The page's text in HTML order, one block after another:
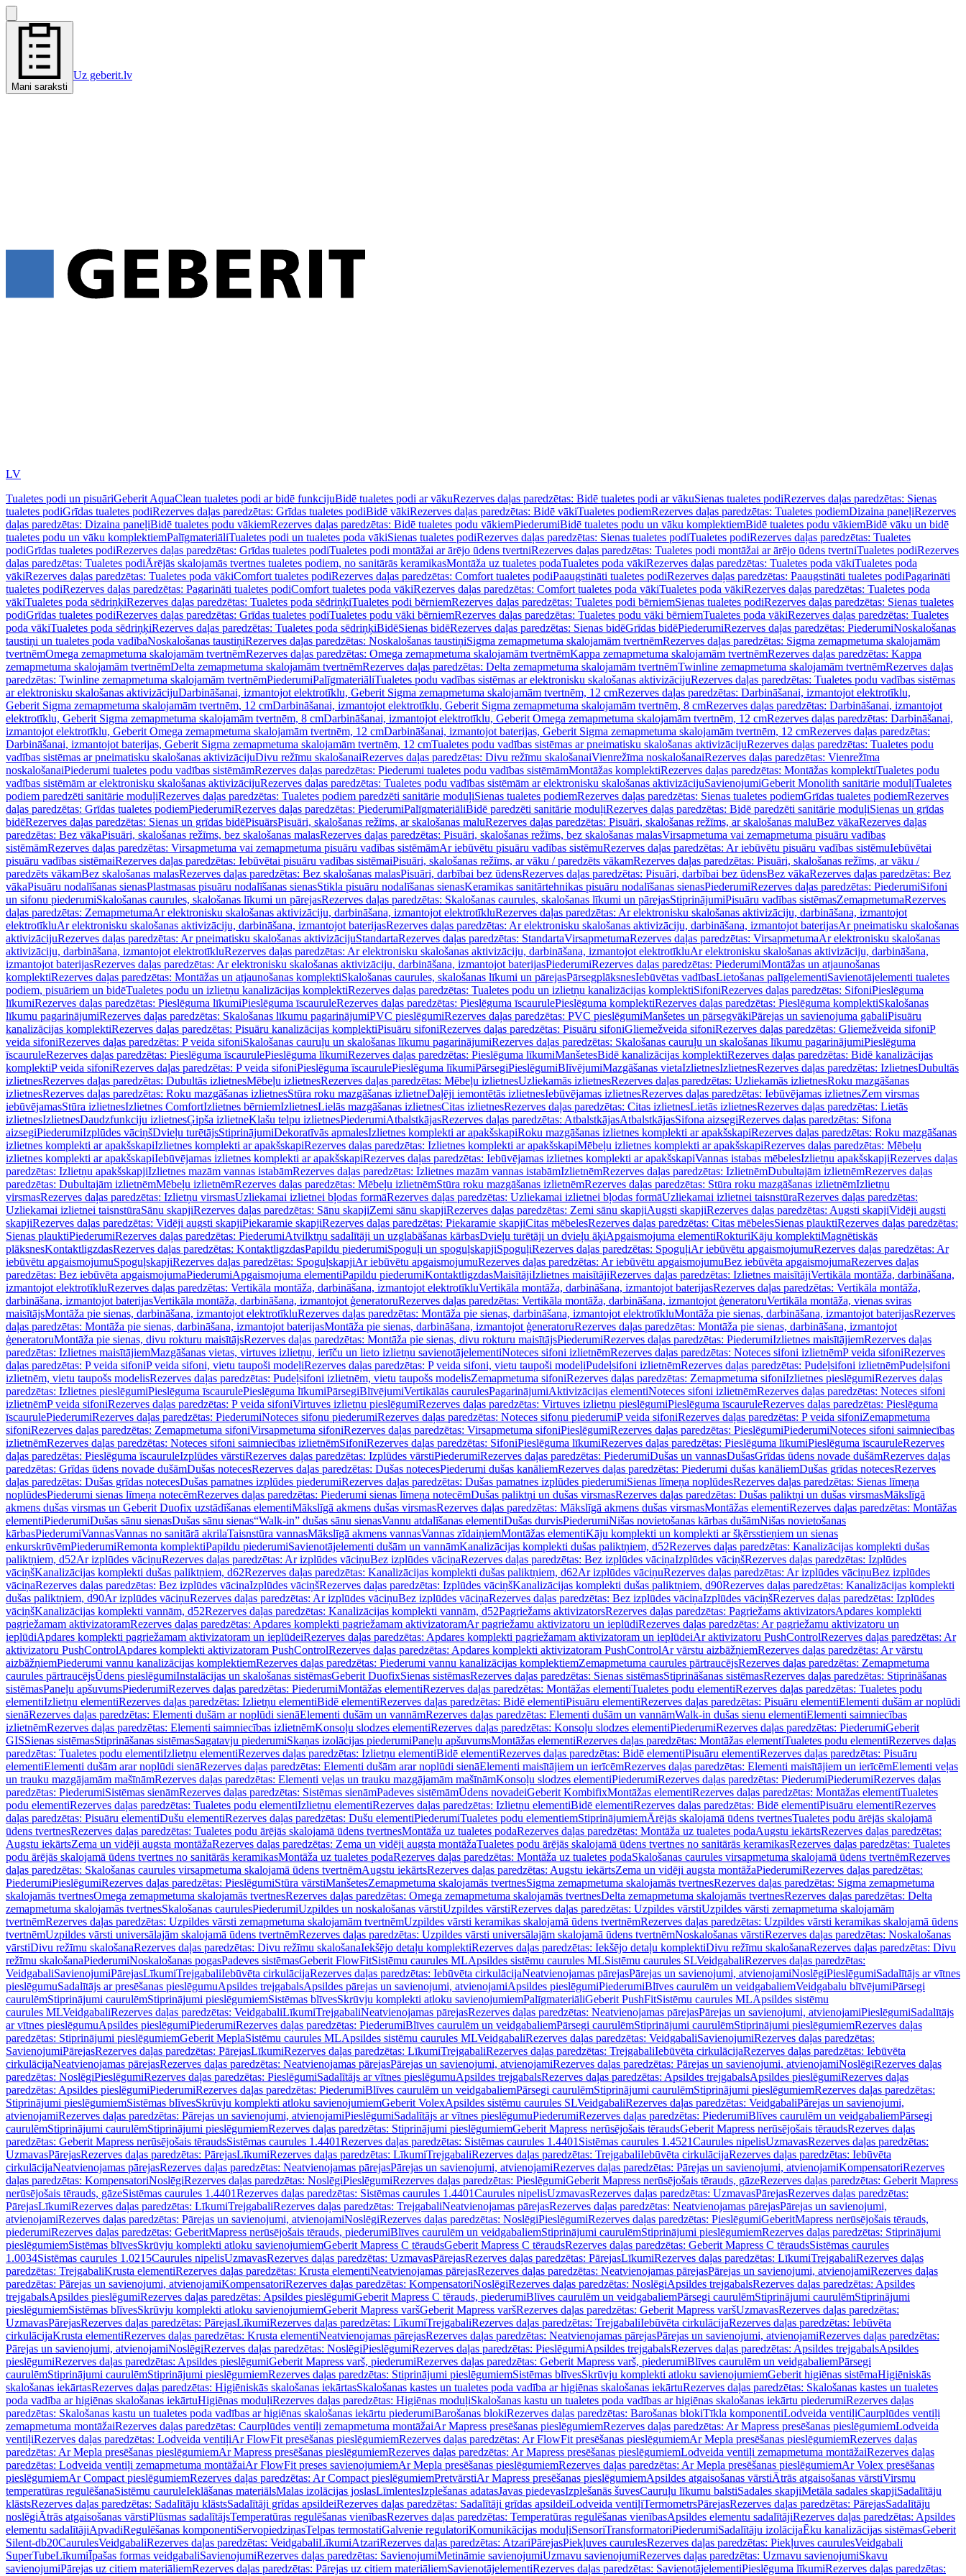
Mani saraksti
Uz geberit.lv
LV
Tualetes podi un pisuāriGeberit AquaClean tualetes podi ar bidē funkcijuBidē tualetes podi ar vākuRezerves daļas paredzētas: Bidē tualetes podi ar vākuSienas tualetes podiRezerves daļas paredzētas: Sienas
tualetes podiGrīdas tualetes podiRezerves daļas paredzētas: Grīdas tualetes podiBidē vākiRezerves daļas paredzētas: Bidē vākiTualetes podiemRezerves daļas paredzētas: Tualetes podiemDizaina paneļiRezerves
daļas paredzētas: Dizaina paneļiBidē tualetes podu vākiemRezerves daļas paredzētas: Bidē tualetes podu vākiemPiederumiBidē tualetes podu un vāku komplektiemBidē tualetes podu vākiemBidē vāku un bidē
tualetes podu un vāku komplektiemPalīgmateriāliTualetes podi un tualetes poda vākiSienas tualetes podiRezerves daļas paredzētas: Sienas tualetes podiTualetes podiRezerves daļas paredzētas: Tualetes
podiGrīdas tualetes podiRezerves daļas paredzētas: Grīdas tualetes podiTualetes podi montāžai ar ārējo ūdens tvertniRezerves daļas paredzētas: Tualetes podi montāžai ar ārējo ūdens tvertniTualetes podiRezerves
daļas paredzētas: Tualetes podiĀrējās skalojamās tvertnes tualetes podiem, no sanitārās keramikasMontāža uz tualetes podaTualetes poda vākiRezerves daļas paredzētas: Tualetes poda vākiTualetes poda
vākiRezerves daļas paredzētas: Tualetes poda vākiComfort tualetes podiRezerves daļas paredzētas: Comfort tualetes podiPaaugstināti tualetes podiRezerves daļas paredzētas: Paaugstināti tualetes podiPagarināti
tualetes podiRezerves daļas paredzētas: Pagarināti tualetes podiComfort tualetes poda vākiRezerves daļas paredzētas: Comfort tualetes poda vākiTualetes poda vākiRezerves daļas paredzētas: Tualetes poda
vākiTualetes poda sēdriņķiRezerves daļas paredzētas: Tualetes poda sēdriņķiTualetes podi bērniemRezerves daļas paredzētas: Tualetes podi bērniemSienas tualetes podiRezerves daļas paredzētas: Sienas tualetes
podiGrīdas tualetes podiRezerves daļas paredzētas: Grīdas tualetes podiTualetes podu vāki bērniemRezerves daļas paredzētas: Tualetes podu vāki bērniemTualetes poda vākiRezerves daļas paredzētas: Tualetes
poda vākiTualetes poda sēdriņķiRezerves daļas paredzētas: Tualetes poda sēdriņķiBidēSienas bidēRezerves daļas paredzētas: Sienas bidēGrīdas bidēPiederumiRezerves daļas paredzētas: PiederumiNoskalošanas
taustiņi un tualetes poda vadībaNoskalošanas taustiņiRezerves daļas paredzētas: Noskalošanas taustiņiSigma zemapmetuma skalojamām tvertnēmRezerves daļas paredzētas: Sigma zemapmetuma skalojamām
tvertnēmOmega zemapmetuma skalojamām tvertnēmRezerves daļas paredzētas: Omega zemapmetuma skalojamām tvertnēmKappa zemapmetuma skalojamām tvertnēmRezerves daļas paredzētas: Kappa
zemapmetuma skalojamām tvertnēmDelta zemapmetuma skalojamām tvertnēmRezerves daļas paredzētas: Delta zemapmetuma skalojamām tvertnēmTwinline zemapmetuma skalojamām tvertnēmRezerves daļas
paredzētas: Twinline zemapmetuma skalojamām tvertnēmPiederumiPalīgmateriāliTualetes podu vadības sistēmas ar elektronisku skalošanas aktivizācijuRezerves daļas paredzētas: Tualetes podu vadības sistēmas
ar elektronisku skalošanas aktivizācijuDarbināšanai, izmantojot elektrotīklu, Geberit Sigma zemapmetuma skalojamām tvertnēm, 12 cmRezerves daļas paredzētas: Darbināšanai, izmantojot elektrotīklu,
Geberit Sigma zemapmetuma skalojamām tvertnēm, 12 cmDarbināšanai, izmantojot elektrotīklu, Geberit Sigma zemapmetuma skalojamām tvertnēm, 8 cmRezerves daļas paredzētas: Darbināšanai, izmantojot
elektrotīklu, Geberit Sigma zemapmetuma skalojamām tvertnēm, 8 cmDarbināšanai, izmantojot elektrotīklu, Geberit Omega zemapmetuma skalojamām tvertnēm, 12 cmRezerves daļas paredzētas: Darbināšanai,
izmantojot elektrotīklu, Geberit Omega zemapmetuma skalojamām tvertnēm, 12 cmDarbināšanai, izmantojot baterijas, Geberit Sigma zemapmetuma skalojamām tvertnēm, 12 cmRezerves daļas paredzētas:
Darbināšanai, izmantojot baterijas, Geberit Sigma zemapmetuma skalojamām tvertnēm, 12 cmTualetes podu vadības sistēmas ar pneimatisku skalošanas aktivizācijuRezerves daļas paredzētas: Tualetes podu
vadības sistēmas ar pneimatisku skalošanas aktivizācijuDivu režīmu skalošanaiRezerves daļas paredzētas: Divu režīmu skalošanaiVienrežīma noskalošanaiRezerves daļas paredzētas: Vienrežīma
noskalošanaiPiederumi tualetes podu vadības sistēmāmRezerves daļas paredzētas: Piederumi tualetes podu vadības sistēmāmMontāžas komplektiRezerves daļas paredzētas: Montāžas komplektiTualetes podu
vadības sistēmām ar elektronisku skalošanas aktivizācijuRezerves daļas paredzētas: Tualetes podu vadības sistēmām ar elektronisku skalošanas aktivizācijuSavienojumiGeberit Monolith sanitārie moduļiTualetes
podiem paredzēti sanitārie moduļiRezerves daļas paredzētas: Tualetes podiem paredzēti sanitārie moduļiSienas tualetes podiemRezerves daļas paredzētas: Sienas tualetes podiemGrīdas tualetes podiemRezerves
daļas paredzētas: Grīdas tualetes podiemPiederumiRezerves daļas paredzētas: PiederumiPalīgmateriāliBidē paredzēti sanitārie moduļiRezerves daļas paredzētas: Bidē paredzēti sanitārie moduļiSienas un grīdas
bidēRezerves daļas paredzētas: Sienas un grīdas bidēPisuārsPisuāri, skalošanas režīms, ar skalošanas maluRezerves daļas paredzētas: Pisuāri, skalošanas režīms, ar skalošanas maluBez vākaRezerves daļas
paredzētas: Bez vākaPisuāri, skalošanas režīms, bez skalošanas malasRezerves daļas paredzētas: Pisuāri, skalošanas režīms, bez skalošanas malasVirsapmetuma vai zemapmetuma pisuāru vadības
sistēmāmRezerves daļas paredzētas: Virsapmetuma vai zemapmetuma pisuāru vadības sistēmāmAr iebūvētu pisuāru vadības sistēmuRezerves daļas paredzētas: Ar iebūvētu pisuāru vadības sistēmuIebūvētai
pisuāru vadības sistēmaiRezerves daļas paredzētas: Iebūvētai pisuāru vadības sistēmaiPisuāri, skalošanas režīms, ar vāku / paredzēts vākamRezerves daļas paredzētas: Pisuāri, skalošanas režīms, ar vāku /
paredzēts vākamBez skalošanas malasRezerves daļas paredzētas: Bez skalošanas malasPisuāri, darbībai bez ūdensRezerves daļas paredzētas: Pisuāri, darbībai bez ūdensBez vākaRezerves daļas paredzētas: Bez
vākaPisuāru nodalīšanas sienasPlastmasas pisuāru nodalīšanas sienasStikla pisuāru nodalīšanas sienasKeramikas sanitārtehnikas pisuāru nodalīšanas sienasPiederumiRezerves daļas paredzētas: PiederumiSifoni
un sifonu piederumiSkalošanas caurules, skalošanas līkumi un pārejasRezerves daļas paredzētas: Skalošanas caurules, skalošanas līkumi un pārejasStiprinājumiPisuāru vadības sistēmasZemapmetumaRezerves
daļas paredzētas: ZemapmetumaAr elektronisku skalošanas aktivizāciju, darbināšana, izmantojot elektrotīkluRezerves daļas paredzētas: Ar elektronisku skalošanas aktivizāciju, darbināšana, izmantojot
elektrotīkluAr elektronisku skalošanas aktivizāciju, darbināšana, izmantojot baterijasRezerves daļas paredzētas: Ar elektronisku skalošanas aktivizāciju, darbināšana, izmantojot baterijasAr pneimatisku skalošanas
aktivizācijuRezerves daļas paredzētas: Ar pneimatisku skalošanas aktivizācijuStandartaRezerves daļas paredzētas: StandartaVirsapmetumaRezerves daļas paredzētas: VirsapmetumaAr elektronisku skalošanas
aktivizāciju, darbināšana, izmantojot elektrotīkluRezerves daļas paredzētas: Ar elektronisku skalošanas aktivizāciju, darbināšana, izmantojot elektrotīkluAr elektronisku skalošanas aktivizāciju, darbināšana,
izmantojot baterijasRezerves daļas paredzētas: Ar elektronisku skalošanas aktivizāciju, darbināšana, izmantojot baterijasPiederumiRezerves daļas paredzētas: PiederumiMontāžas un atjaunošanas
komplektiRezerves daļas paredzētas: Montāžas un atjaunošanas komplektiSkalošanas caurules, skalošanas līkumi un pārejasPārsegplāksnesIebūvētas vadībasLietošanas palīgelementiSavienotājelementi tualetes
podiem, pisuāriem un bidēTualetes podu un izlietņu kanalizācijas komplektiRezerves daļas paredzētas: Tualetes podu un izlietņu kanalizācijas komplektiSifoniRezerves daļas paredzētas: SifoniPieslēguma
līkumiRezerves daļas paredzētas: Pieslēguma līkumiPieslēguma īscauruleRezerves daļas paredzētas: Pieslēguma īscaurulePieslēguma komplektiRezerves daļas paredzētas: Pieslēguma komplektiSkalošanas
līkumu pagarinājumiRezerves daļas paredzētas: Skalošanas līkumu pagarinājumiPVC pieslēgumiRezerves daļas paredzētas: PVC pieslēgumiManšetes un pārsegvākiPārejas un savienojuma gabaliPisuāru
kanalizācijas komplektiRezerves daļas paredzētas: Pisuāru kanalizācijas komplektiPisuāru sifoniRezerves daļas paredzētas: Pisuāru sifoniGliemežveida sifoniRezerves daļas paredzētas: Gliemežveida sifoniP
veida sifoniRezerves daļas paredzētas: P veida sifoniSkalošanas cauruļu un skalošanas līkumu pagarinājumiRezerves daļas paredzētas: Skalošanas cauruļu un skalošanas līkumu pagarinājumiPieslēguma
īscauruleRezerves daļas paredzētas: Pieslēguma īscaurulePieslēguma līkumiRezerves daļas paredzētas: Pieslēguma līkumiManšetesBidē kanalizācijas komplektiRezerves daļas paredzētas: Bidē kanalizācijas
komplektiP veida sifoniRezerves daļas paredzētas: P veida sifoniPieslēguma īscaurulePieslēguma līkumiPārsegiPieslēgumiBlīvējumiMazgāšanas vietaIzlietnesIzlietnesRezerves daļas paredzētas: IzlietnesDubultās
izlietnesRezerves daļas paredzētas: Dubultās izlietnesMēbeļu izlietnesRezerves daļas paredzētas: Mēbeļu izlietnesUzliekamās izlietnesRezerves daļas paredzētas: Uzliekamās izlietnesRoku mazgāšanas
izlietnesRezerves daļas paredzētas: Roku mazgāšanas izlietnesStūra roku mazgāšanas izlietneDaļēji iemontētās izlietnesIebūvējamas izlietnesRezerves daļas paredzētas: Iebūvējamas izlietnesZem virsmas
iebūvējamasStūra izlietnesIzlietnes ComfortIzlietnes bērniemIzlietnesLielās mazgāšanas izlietnesCitas izlietnesRezerves daļas paredzētas: Citas izlietnesLietās izlietnesRezerves daļas paredzētas: Lietās
izlietnesIzlietnesDaudzfunkciju izlietnesĢipša izlietneKlašu telpu izlietnesPiederumiAtbalstkājasRezerves daļas paredzētas: AtbalstkājasAtbalstkājasSifona aizsegiRezerves daļas paredzētas: Sifona
aizsegiPiederumiIzplūdes vāciņšDvieļu turētājsStiprinājumiDekoratīvās apmalesIzlietnes komplekti ar apakšskapiRoku mazgāšanas izlietnes komplekti ar apakšskapiRezerves daļas paredzētas: Roku mazgāšanas
izlietnes komplekti ar apakšskapiIzlietnes komplekti ar apakšskapiRezerves daļas paredzētas: Izlietnes komplekti ar apakšskapiMēbeļu izlietnes komplekti ar apakšskapiRezerves daļas paredzētas: Mēbeļu
izlietnes komplekti ar apakšskapiIebūvējamas izlietnes komplekti ar apakšskapiRezerves daļas paredzētas: Iebūvējamas izlietnes komplekti ar apakšskapiVannas istabas mēbelesIzlietņu apakšskapjiRezerves daļas
paredzētas: Izlietņu apakšskapjiIzlietnes mazām vannas istabāmRezerves daļas paredzētas: Izlietnes mazām vannas istabāmIzlietnēmRezerves daļas paredzētas: IzlietnēmDubultajām izlietnēmRezerves daļas
paredzētas: Dubultajām izlietnēmMēbeļu izlietnēmRezerves daļas paredzētas: Mēbeļu izlietnēmStūra roku mazgāšanas izlietnēmRezerves daļas paredzētas: Stūra roku mazgāšanas izlietnēmIzlietņu
virsmasRezerves daļas paredzētas: Izlietņu virsmasUzliekamai izlietnei bļodas formāRezerves daļas paredzētas: Uzliekamai izlietnei bļodas formāUzliekamai izlietnei taisnstūraRezerves daļas paredzētas:
Uzliekamai izlietnei taisnstūraSānu skapjiRezerves daļas paredzētas: Sānu skapjiZemi sānu skapjiRezerves daļas paredzētas: Zemi sānu skapjiAugsti skapjiRezerves daļas paredzētas: Augsti skapjiVidēji augsti
skapjiRezerves daļas paredzētas: Vidēji augsti skapjiPiekaramie skapjiRezerves daļas paredzētas: Piekaramie skapjiCitas mēbelesRezerves daļas paredzētas: Citas mēbelesSienas plauktiRezerves daļas paredzētas:
Sienas plauktiPiederumiRezerves daļas paredzētas: PiederumiAtvilktņu sadalītāji un uzglabāšanas kārbasDvieļu turētāji un dvieļu āķiApgaismojuma elementiRokturiKāju komplektiMagnētiskās
plāksnesKontaktligzdasRezerves daļas paredzētas: KontaktligzdasPapildu piederumiSpoguļi un spoguļskapjiSpoguļiRezerves daļas paredzētas: SpoguļiAr iebūvētu apgaismojumuRezerves daļas paredzētas: Ar
iebūvētu apgaismojumuSpoguļskapjiRezerves daļas paredzētas: SpoguļskapjiAr iebūvētu apgaismojumuRezerves daļas paredzētas: Ar iebūvētu apgaismojumuBez iebūvēta apgaismojumaRezerves daļas
paredzētas: Bez iebūvēta apgaismojumaPiederumiApgaismojuma elementiPapildu piederumiKontaktligzdasMaisītājiIzlietnes maisītājiRezerves daļas paredzētas: Izlietnes maisītājiVertikāla montāža, darbināšana,
izmantojot elektrotīkluRezerves daļas paredzētas: Vertikāla montāža, darbināšana, izmantojot elektrotīkluVertikāla montāža, darbināšana, izmantojot baterijasRezerves daļas paredzētas: Vertikāla montāža,
darbināšana, izmantojot baterijasVertikāla montāža, darbināšana, izmantojot ģeneratoruRezerves daļas paredzētas: Vertikāla montāža, darbināšana, izmantojot ģeneratoruVertikāla montāža, vienas sviras
maisītājsMontāža pie sienas, darbināšana, izmantojot elektrotīkluRezerves daļas paredzētas: Montāža pie sienas, darbināšana, izmantojot elektrotīkluMontāža pie sienas, darbināšana, izmantojot baterijasRezerves
daļas paredzētas: Montāža pie sienas, darbināšana, izmantojot baterijasMontāža pie sienas, darbināšana, izmantojot ģeneratoruRezerves daļas paredzētas: Montāža pie sienas, darbināšana, izmantojot
ģeneratoruMontāža pie sienas, divu rokturu maisītājsRezerves daļas paredzētas: Montāža pie sienas, divu rokturu maisītājsPiederumiRezerves daļas paredzētas: PiederumiIzlietnes maisītājiemRezerves daļas
paredzētas: Izlietnes maisītājiemMazgāšanas vietas, virtuves izlietņu, ierīču un lieto izlietņu savienotājelementiNoteces sifoni izlietnēmRezerves daļas paredzētas: Noteces sifoni izlietnēmP veida sifoniRezerves
daļas paredzētas: P veida sifoniP veida sifoni, vietu taupoši modeļiRezerves daļas paredzētas: P veida sifoni, vietu taupoši modeļiPudeļsifoni izlietnēmRezerves daļas paredzētas: Pudeļsifoni izlietnēmPudeļsifoni
izlietnēm, vietu taupošs modelisRezerves daļas paredzētas: Pudeļsifoni izlietnēm, vietu taupošs modelisZemapmetuma sifoniRezerves daļas paredzētas: Zemapmetuma sifoniIzlietnes pieslēgumiRezerves daļas
paredzētas: Izlietnes pieslēgumiPieslēguma īscaurulePieslēguma līkumiPārsegiBlīvējumiVertikālās caurulesPagarinājumiAktivizācijas elementiNoteces sifoni izlietnēmRezerves daļas paredzētas: Noteces sifoni
izlietnēmP veida sifoniRezerves daļas paredzētas: P veida sifoniVirtuves izlietņu pieslēgumiRezerves daļas paredzētas: Virtuves izlietņu pieslēgumiPieslēguma īscauruleRezerves daļas paredzētas: Pieslēguma
īscaurulePiederumiRezerves daļas paredzētas: PiederumiNoteces sifonu piederumiRezerves daļas paredzētas: Noteces sifonu piederumiP veida sifoniRezerves daļas paredzētas: P veida sifoniZemapmetuma
sifoniRezerves daļas paredzētas: Zemapmetuma sifoniVirsapmetuma sifoniRezerves daļas paredzētas: Virsapmetuma sifoniPieslēgumiRezerves daļas paredzētas: PieslēgumiPiederumiNoteces sifoni saimniecības
izlietnēmRezerves daļas paredzētas: Noteces sifoni saimniecības izlietnēmSifoniRezerves daļas paredzētas: SifoniPieslēguma līkumiRezerves daļas paredzētas: Pieslēguma līkumiPieslēguma īscauruleRezerves
daļas paredzētas: Pieslēguma īscauruleIzplūdes vārstiRezerves daļas paredzētas: Izplūdes vārstiPiederumiRezerves daļas paredzētas: PiederumiDušas un vannasDušasGrīdas ūdens novade dušāmRezerves daļas
paredzētas: Grīdas ūdens novade dušāmDušas notecesRezerves daļas paredzētas: Dušas notecesPiederumi dušas kanāliemRezerves daļas paredzētas: Piederumi dušas kanāliemDušas grīdas notecesRezerves
daļas paredzētas: Dušas grīdas notecesDušas pamatnes izplūdes piederumiRezerves daļas paredzētas: Dušas pamatnes izplūdes piederumiSienas līmeņa noplūdesRezerves daļas paredzētas: Sienas līmeņa
noplūdesPiederumi sienas līmeņa notecēmRezerves daļas paredzētas: Piederumi sienas līmeņa notecēmDušas paliktņi un dušas virsmasRezerves daļas paredzētas: Dušas paliktņi un dušas virsmasMākslīgā
akmens dušas virsmas un Geberit Duofix uzstādīšanas elementiMākslīgā akmens dušas virsmasRezerves daļas paredzētas: Mākslīgā akmens dušas virsmasMontāžas elementiRezerves daļas paredzētas: Montāžas
elementiPiederumiDušas sānu sienasDušas sānu sienas“Walk-in” dušas sānu sienasVannu atdalīšanas elementiDušas durvisPiederumiNišas novietošanas kārbas dušāmNišas novietošanas
kārbasPiederumiVannasVannas no sanitārā akrilaTaisnstūra vannasMākslīgā akmens vannasVannas zīdaiņiemMontāžas elementiKāju komplekti un komplekti ar šķērsstieņiem un sienas
enkurskrūvēmPiederumiRemonta komplektiPapildu piederumiSavienotājelementi dušām un vannāmKanalizācijas komplekti dušas paliktņiem, d52Rezerves daļas paredzētas: Kanalizācijas komplekti dušas
paliktņiem, d52Ar izplūdes vāciņuRezerves daļas paredzētas: Ar izplūdes vāciņuBez izplūdes vāciņaRezerves daļas paredzētas: Bez izplūdes vāciņaIzplūdes vāciņšRezerves daļas paredzētas: Izplūdes
vāciņšKanalizācijas komplekti dušas paliktņiem, d62Rezerves daļas paredzētas: Kanalizācijas komplekti dušas paliktņiem, d62Ar izplūdes vāciņuRezerves daļas paredzētas: Ar izplūdes vāciņuBez izplūdes
vāciņaRezerves daļas paredzētas: Bez izplūdes vāciņaIzplūdes vāciņšRezerves daļas paredzētas: Izplūdes vāciņšKanalizācijas komplekti dušas paliktņiem, d90Rezerves daļas paredzētas: Kanalizācijas komplekti
dušas paliktņiem, d90Ar izplūdes vāciņuRezerves daļas paredzētas: Ar izplūdes vāciņuBez izplūdes vāciņaRezerves daļas paredzētas: Bez izplūdes vāciņaIzplūdes vāciņšRezerves daļas paredzētas: Izplūdes
vāciņšKanalizācijas komplekti vannām, d52Rezerves daļas paredzētas: Kanalizācijas komplekti vannām, d52Pagriežams aktivizatorsRezerves daļas paredzētas: Pagriežams aktivizatorsApdares komplekti
pagriežamam aktivizatoramRezerves daļas paredzētas: Apdares komplekti pagriežamam aktivizatoramAr pagriežamu aktivizatoru un ieplūdiRezerves daļas paredzētas: Ar pagriežamu aktivizatoru un
ieplūdiApdares komplekti pagriežamam aktivizatoram un ieplūdeiRezerves daļas paredzētas: Apdares komplekti pagriežamam aktivizatoram un ieplūdeiAr aktivizatoru PushControlRezerves daļas paredzētas: Ar
aktivizatoru PushControlApdares komplekti aktivizatoram PushControlRezerves daļas paredzētas: Apdares komplekti aktivizatoram PushControlAr vārstu aizbāžņiemRezerves daļas paredzētas: Ar vārstu
aizbāžņiemPiederumi vannu kanalizācijas komplektiemRezerves daļas paredzētas: Piederumi vannu kanalizācijas komplektiemZemapmetuma caurules pārtraucējsRezerves daļas paredzētas: Zemapmetuma
caurules pārtraucējsŪdens pieslēgumiInstalācijas un skalošanas sistēmasGeberit DuofixSienas sistēmasRezerves daļas paredzētas: Sienas sistēmasStiprināšanas sistēmasRezerves daļas paredzētas: Stiprināšanas
sistēmasPaneļu apšuvumsPiederumiRezerves daļas paredzētas: PiederumiMontāžas elementiRezerves daļas paredzētas: Montāžas elementiTualetes podu elementiRezerves daļas paredzētas: Tualetes podu
elementiIzlietņu elementiRezerves daļas paredzētas: Izlietņu elementiBidē elementiRezerves daļas paredzētas: Bidē elementiPisuāru elementiRezerves daļas paredzētas: Pisuāru elementiElementi dušām ar noplūdi
sienāRezerves daļas paredzētas: Elementi dušām ar noplūdi sienāElementi dušām un vannāmRezerves daļas paredzētas: Elementi dušām un vannāmWalk-in dušas sienu elementiElementi saimniecības
izlietnēmRezerves daļas paredzētas: Elementi saimniecības izlietnēmKonsoļu slodzes elementiRezerves daļas paredzētas: Konsoļu slodzes elementiPiederumiRezerves daļas paredzētas: PiederumiGeberit
GISSienas sistēmasStiprināšanas sistēmasSagatavju piederumiSkaņas izolācijas piederumiPaneļu apšuvumsMontāžas elementiRezerves daļas paredzētas: Montāžas elementiTualetes podu elementiRezerves daļas
paredzētas: Tualetes podu elementiIzlietņu elementiRezerves daļas paredzētas: Izlietņu elementiBidē elementiRezerves daļas paredzētas: Bidē elementiPisuāru elementiRezerves daļas paredzētas: Pisuāru
elementiElementi dušām arar noplūdi sienāRezerves daļas paredzētas: Elementi dušām arar noplūdi sienāElementi maisītājiem un ierīcēmRezerves daļas paredzētas: Elementi maisītājiem un ierīcēmElementi veļas
un trauku mazgājamām mašīnāmRezerves daļas paredzētas: Elementi veļas un trauku mazgājamām mašīnāmKonsoļu slodzes elementiPiederumiRezerves daļas paredzētas: PiederumiPiederumiRezerves daļas
paredzētas: PiederumiSistēmas sienāmRezerves daļas paredzētas: Sistēmas sienāmPadeves sistēmāmŪdens novadeiGeberit KombifixMontāžas elementiRezerves daļas paredzētas: Montāžas elementiTualetes
podu elementiRezerves daļas paredzētas: Tualetes podu elementiIzlietņu elementiRezerves daļas paredzētas: Izlietņu elementiBidē elementiRezerves daļas paredzētas: Bidē elementiPisuāru elementiRezerves
daļas paredzētas: Pisuāru elementiDušu elementiRezerves daļas paredzētas: Dušu elementiPiederumiTualetes podu elementiemStiprinājumiemĀrējās skalojamā ūdens tvertnesTualetes podu ārējās skalojamā
ūdens tvertnesRezerves daļas paredzētas: Tualetes podu ārējās skalojamā ūdens tvertnesMontāža uz tualetes podaRezerves daļas paredzētas: Montāža uz tualetes podaAugstu iekārtsRezerves daļas paredzētas:
Augstu iekārtsZema un vidēji augsta montāžaRezerves daļas paredzētas: Zema un vidēji augsta montāžaTualetes podu ārējās skalojamā ūdens tvertnes no sanitārās keramikasRezerves daļas paredzētas: Tualetes
podu ārējās skalojamā ūdens tvertnes no sanitārās keramikasMontāža uz tualetes podaRezerves daļas paredzētas: Montāža uz tualetes podaSkalošanas caurules virsapmetuma skalojamā ūdens tvertnēmRezerves
daļas paredzētas: Skalošanas caurules virsapmetuma skalojamā ūdens tvertnēmAugstu iekārtsRezerves daļas paredzētas: Augstu iekārtsZema un vidēji augsta montāžaPiederumiRezerves daļas paredzētas:
PiederumiPieslēgumiRezerves daļas paredzētas: PieslēgumiStūra vārstiManšetesZemapmetuma skalojamās tvertnesSigma zemapmetuma skalojamās tvertnesRezerves daļas paredzētas: Sigma zemapmetuma
skalojamās tvertnesOmega zemapmetuma skalojamās tvertnesRezerves daļas paredzētas: Omega zemapmetuma skalojamās tvertnesDelta zemapmetuma skalojamās tvertnesRezerves daļas paredzētas: Delta
zemapmetuma skalojamās tvertnesSkalošanas caurulesPiederumiUzpildes un noskalošanas vārstiUzpildes vārstiRezerves daļas paredzētas: Uzpildes vārstiUzpildes vārsti zemapmetuma skalojamām
tvertnēmRezerves daļas paredzētas: Uzpildes vārsti zemapmetuma skalojamām tvertnēmUzpildes vārsti keramikas skalojamā ūdens tvertnēmRezerves daļas paredzētas: Uzpildes vārsti keramikas skalojamā ūdens
tvertnēmUzpildes vārsti universālajām skalojamā ūdens tvertnēmRezerves daļas paredzētas: Uzpildes vārsti universālajām skalojamā ūdens tvertnēmNoskalošanas vārstiRezerves daļas paredzētas: Noskalošanas
vārstiDivu režīmu skalošanaRezerves daļas paredzētas: Divu režīmu skalošanaIekšējo detaļu komplektiRezerves daļas paredzētas: Iekšējo detaļu komplektiDivu režīmu skalošanaRezerves daļas paredzētas: Divu
režīmu skalošanaPiederumiNoskalošanas pogasPadeves sistēmasGeberit FlowFitSistēmu caurules MLApsildes sistēmu caurules MLSistēmu caurules SLVeidgabaliRezerves daļas paredzētas:
VeidgabaliSavienojumiPārejasLīkumiTrejgabaliIebūvēta cirkulācijaRezerves daļas paredzētas: Iebūvēta cirkulācijaNeatvienojamas pārejasPārejas un savienojumi, atvienojamiNoslēgiPieslēgumiSadalītājs ar vītnes
pieslēgumuSadalītājs ar presēšanas pieslēgumuApsildes trejgabalsApsildes pārejas un savienojumi, atvienojamiApsildes pieslēgumiPiederumiBlīves caurulēm un veidgabaliemVeidgabalu blīvējumiPārsegi
caurulēmStiprinājumi caurulēmStiprinājumi pieslēgumiemSistēmas blīvesSkrūvju komplekti atloku savienojumiemPalīgmateriāliGeberit PushFitSistēmu caurules MLApsildes sistēmu
caurules MLVeidgabaliRezerves daļas paredzētas: VeidgabaliLīkumiTrejgabaliNeatvienojamas pārejasRezerves daļas paredzētas: Neatvienojamas pārejasPārejas un savienojumi, atvienojamiPieslēgumiSadalītājs
ar vītnes pieslēgumuApsildes pieslēgumiPiederumiRezerves daļas paredzētas: PiederumiBlīves caurulēm un veidgabaliemPārsegi caurulēmStiprinājumi caurulēmStiprinājumi pieslēgumiemRezerves daļas
paredzētas: Stiprinājumi pieslēgumiemGeberit MeplaSistēmu caurules MLApsildes sistēmu caurules MLVeidgabaliRezerves daļas paredzētas: VeidgabaliSavienojumiRezerves daļas paredzētas:
SavienojumiPārejasRezerves daļas paredzētas: PārejasLīkumiRezerves daļas paredzētas: LīkumiTrejgabaliRezerves daļas paredzētas: TrejgabaliIebūvēta cirkulācijaRezerves daļas paredzētas: Iebūvēta
cirkulācijaNeatvienojamas pārejasRezerves daļas paredzētas: Neatvienojamas pārejasPārejas un savienojumi, atvienojamiRezerves daļas paredzētas: Pārejas un savienojumi, atvienojamiNoslēgiRezerves daļas
paredzētas: NoslēgiPieslēgumiRezerves daļas paredzētas: PieslēgumiSadalītājs ar vītnes pieslēgumuApsildes trejgabalsRezerves daļas paredzētas: Apsildes trejgabalsApsildes pieslēgumiRezerves daļas
paredzētas: Apsildes pieslēgumiPiederumiRezerves daļas paredzētas: PiederumiBlīves caurulēm un veidgabaliemPārsegi caurulēmStiprinājumi caurulēmStiprinājumi pieslēgumiemRezerves daļas paredzētas:
Stiprinājumi pieslēgumiemSistēmas blīvesSkrūvju komplekti atloku savienojumiemGeberit VolexApsildes sistēmu caurules SLVeidgabaliRezerves daļas paredzētas: VeidgabaliPārejas un savienojumi,
atvienojamiRezerves daļas paredzētas: Pārejas un savienojumi, atvienojamiPieslēgumiSadalītājs ar vītnes pieslēgumuPiederumiRezerves daļas paredzētas: PiederumiBlīves caurulēm un veidgabaliemPārsegi
caurulēmStiprinājumi caurulēmStiprinājumi pieslēgumiemRezerves daļas paredzētas: Stiprinājumi pieslēgumiemGeberit Mapress nerūsējošais tēraudsGeberit Mapress nerūsējošais tēraudsRezerves daļas
paredzētas: Geberit Mapress nerūsējošais tēraudsSistēmas caurules 1.4401Rezerves daļas paredzētas: Sistēmas caurules 1.4401 Sistēmas caurules 1.4521Caurules nipelisUzmavasRezerves daļas paredzētas:
UzmavasPārejasRezerves daļas paredzētas: PārejasLīkumiRezerves daļas paredzētas: LīkumiTrejgabaliRezerves daļas paredzētas: TrejgabaliIebūvēta cirkulācijaRezerves daļas paredzētas: Iebūvēta
cirkulācijaNeatvienojamas pārejasRezerves daļas paredzētas: Neatvienojamas pārejasPārejas un savienojumi, atvienojamiRezerves daļas paredzētas: Pārejas un savienojumi, atvienojamiKompensatoriRezerves
daļas paredzētas: KompensatoriNoslēgiRezerves daļas paredzētas: NoslēgiPieslēgumiRezerves daļas paredzētas: PieslēgumiGeberit Mapress nerūsējošais tērauds, gāzeRezerves daļas paredzētas: Geberit Mapress
nerūsējošais tērauds, gāzeSistēmas caurules 1.4401Rezerves daļas paredzētas: Sistēmas caurules 1.4401Caurules nipelisUzmavasRezerves daļas paredzētas: UzmavasPārejasRezerves daļas paredzētas:
PārejasLīkumiRezerves daļas paredzētas: LīkumiTrejgabaliRezerves daļas paredzētas: TrejgabaliNeatvienojamas pārejasRezerves daļas paredzētas: Neatvienojamas pārejasPārejas un savienojumi,
atvienojamiRezerves daļas paredzētas: Pārejas un savienojumi, atvienojamiNoslēgiRezerves daļas paredzētas: NoslēgiPieslēgumiRezerves daļas paredzētas: PieslēgumiGeberitMapress nerūsējošais tērauds,
piederumiRezerves daļas paredzētas: GeberitMapress nerūsējošais tērauds, piederumiBlīves caurulēm un veidgabaliemStiprinājumi caurulēmStiprinājumi pieslēgumiemRezerves daļas paredzētas: Stiprinājumi
pieslēgumiemSistēmas blīvesSkrūvju komplekti atloku savienojumiemGeberit Mapress C tēraudsGeberit Mapress C tēraudsRezerves daļas paredzētas: Geberit Mapress C tēraudsSistēmas caurules
1.0034Sistēmas caurules 1.0215Caurules nipelisUzmavasRezerves daļas paredzētas: UzmavasPārejasRezerves daļas paredzētas: PārejasLīkumiRezerves daļas paredzētas: LīkumiTrejgabaliRezerves daļas
paredzētas: TrejgabaliKrusta elementiRezerves daļas paredzētas: Krusta elementiNeatvienojamas pārejasRezerves daļas paredzētas: Neatvienojamas pārejasPārejas un savienojumi, atvienojamiRezerves daļas
paredzētas: Pārejas un savienojumi, atvienojamiKompensatoriRezerves daļas paredzētas: KompensatoriNoslēgiRezerves daļas paredzētas: NoslēgiApsildes trejgabalsRezerves daļas paredzētas: Apsildes
trejgabalsApsildes pieslēgumiRezerves daļas paredzētas: Apsildes pieslēgumiGeberit Mapress C tērauds, piederumiBlīves caurulēm un veidgabaliemPārsegi caurulēmStiprinājumi caurulēmStiprinājumi
pieslēgumiemSistēmas blīvesSkrūvju komplekti atloku savienojumiemGeberit Mapress varšGeberit Mapress varšRezerves daļas paredzētas: Geberit Mapress varšUzmavasRezerves daļas paredzētas:
UzmavasPārejasRezerves daļas paredzētas: PārejasLīkumiRezerves daļas paredzētas: LīkumiTrejgabaliRezerves daļas paredzētas: TrejgabaliIebūvēta cirkulācijaRezerves daļas paredzētas: Iebūvēta
cirkulācijaKrusta elementiRezerves daļas paredzētas: Krusta elementiNeatvienojamas pārejasRezerves daļas paredzētas: Neatvienojamas pārejasPārejas un savienojumi, atvienojamiRezerves daļas paredzētas:
Pārejas un savienojumi, atvienojamiNoslēgiRezerves daļas paredzētas: NoslēgiPieslēgumiRezerves daļas paredzētas: PieslēgumiApsildes trejgabalsRezerves daļas paredzētas: Apsildes trejgabalsApsildes
pieslēgumiRezerves daļas paredzētas: Apsildes pieslēgumiGeberit Mapress varš, piederumiRezerves daļas paredzētas: Geberit Mapress varš, piederumiBlīves caurulēm un veidgabaliemPārsegi
caurulēmStiprinājumi caurulēmStiprinājumi pieslēgumiemRezerves daļas paredzētas: Stiprinājumi pieslēgumiemSistēmas blīvesSkrūvju komplekti atloku savienojumiemGeberit higiēnas sistēmaHigiēniskās
skalošanas iekārtasRezerves daļas paredzētas: Higiēniskās skalošanas iekārtasSkalošanas kastes un tualetes poda vadība ar higiēnas skalošanas iekārtuRezerves daļas paredzētas: Skalošanas kastes un tualetes
poda vadība ar higiēnas skalošanas iekārtuHigiēnas moduļiRezerves daļas paredzētas: Higiēnas moduļiSkalošanas kastu un tualetes poda vadības ar higiēnas skalošanas iekārtu piederumiRezerves daļas
paredzētas: Skalošanas kastu un tualetes poda vadības ar higiēnas skalošanas iekārtu piederumiBarošanas blokiRezerves daļas paredzētas: Barošanas blokiTīkla komponentiLodveida ventiļiCaurplūdes ventiļi
zemapmetuma montāžaiRezerves daļas paredzētas: Caurplūdes ventiļi zemapmetuma montāžaiAr Mapress presēšanas pieslēgumiemRezerves daļas paredzētas: Ar Mapress presēšanas pieslēgumiemLodveida
ventiļiRezerves daļas paredzētas: Lodveida ventiļiAr FlowFit presēšanas pieslēgumiemRezerves daļas paredzētas: Ar FlowFit presēšanas pieslēgumiemAr Mepla presēšanas pieslēgumiemRezerves daļas
paredzētas: Ar Mepla presēšanas pieslēgumiemAr Mapress presēšanas pieslēgumiemRezerves daļas paredzētas: Ar Mapress presēšanas pieslēgumiemLodveida ventiļi zemapmetuma montāžaiRezerves daļas
paredzētas: Lodveida ventiļi zemapmetuma montāžaiAr FlowFit preses savienojumiemAr Mepla presēšanas pieslēgumiemRezerves daļas paredzētas: Ar Mepla presēšanas pieslēgumiemAr Volex presēšanas
pieslēgumiemAr Compact pieslēgumiemRezerves daļas paredzētas: Ar Compact pieslēgumiemPretvārstiAr Mapress presēšanas pieslēgumiemApsildes atgaisošanas vārstiĀtrās atgaisošanas vārstiVirsmu
temperatūras regulēšanaSistēmu cauruleIeklāšanas materiālsMalas izolācijas joslasLīmlentesIzplešanas adatasJavas piedevasIzplešanās šuvesCauruļu līkumu balstiSadales skapjiMetāla sadales skapjiSadalītāju
klāstsRezerves daļas paredzētas: Sadalītāju klāstsSadalītāji grīdas apsildeiRezerves daļas paredzētas: Sadalītāji grīdas apsildeiLodveida ventiļiTermometrsPārejasRezerves daļas paredzētas: PārejasSadalītāju
noslēgiĀtrās atgaisošanas vārstiPlūsmas sadalītājsTemperatūras regulēšanas vienībasRezerves daļas paredzētas: Temperatūras regulēšanas vienībasApsildes elementu sadalītājiRezerves daļas paredzētas: Apsildes
elementu sadalītājiApvadiRegulēšanas komponentiServopiedziņasTelpas termostatiGalvenie regulatoriKomunikācijas moduļiSensoriTransformatoriPiederumiSadalītāju izolācijaĒku kanalizācijas sistēmasGeberit
Silent-db20CaurulesVeidgabaliRezerves daļas paredzētas: VeidgabaliLīkumiAtzariRezerves daļas paredzētas: AtzariPārejasPiekļuves caurulesRezerves daļas paredzētas: Piekļuves caurulesVeidgabali
SuperTubeLīkumiĪpašas formas veidgabaliSavienojumiRezerves daļas paredzētas: SavienojumiMetināmie savienojumiUzmavu savienojumiRezerves daļas paredzētas: Uzmavu savienojumiSkavu
savienojumiPārejas uz citiem materiāliemRezerves daļas paredzētas: Pārejas uz citiem materiāliemSavienotājelementiRezerves daļas paredzētas: SavienotājelementiPieslēguma līkumiRezerves daļas paredzētas: